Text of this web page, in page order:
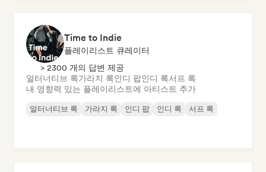
Time to Indie
플레이리스트 큐레이터
> 2300 개의 답변 제공
얼터너티브 록가라지 록인디 팝인디 록서프 록
내 영향력 있는 플레이리스트에 아티스트 추가
얼터너티브 록 가라지 록 인디 팝 인디 록 서프 록